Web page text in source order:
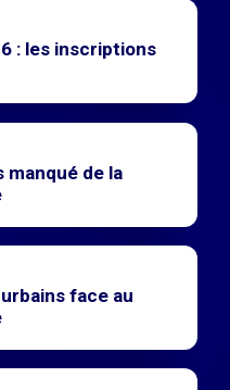
: les inscriptions
manqué de la
face au